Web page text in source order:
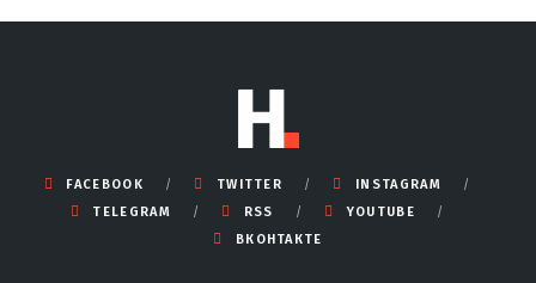
FACEBOOK TWITTER
INSTAGRAM
TELEGRAM
RSS
YOUTUBE
ВКОНТАКТЕ